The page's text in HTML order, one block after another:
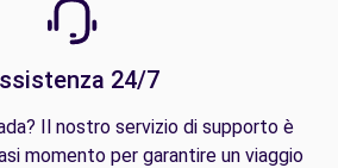
24/7
Il nostro servizio di supporto è
momento per garantire un viaggio